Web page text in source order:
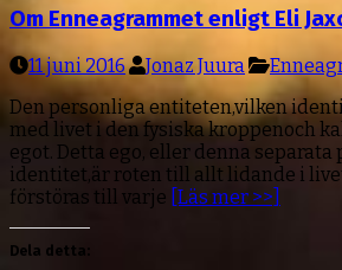
Om Enneagrammet enligt Eli
11 juni 2016 Jonaz Juura
Den personliga entiteten,vilken
med livet i den fysiska kroppenoch
egot. Detta ego, eller denna separata
identitet,är roten till allt lidande i
förstöras till varje [Läs mer >>]
Dela detta: